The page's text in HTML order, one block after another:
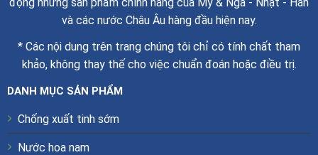
và các nước Châu Âu hàng đầu hiện nay.
* Các nội dung trên trang chúng tôi chỉ có tính chất tham
khảo, không thay thế cho việc chuẩn đoán hoặc điều trị.
DANH MỤC SẢN PHẨM
Chống xuất tinh sớm
Nước hoa nam